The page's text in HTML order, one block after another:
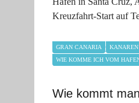
Kreuzfahrt-Start auf
GRAN CANARIA
KANAREN
WIE KOMME ICH VOM
Wie kommt